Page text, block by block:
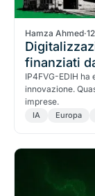
Hamza Ahmed·
finanziati
IP4FVG-EDIH
innovazione.
imprese.
IA Europa